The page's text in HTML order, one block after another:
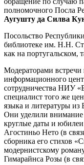
полномочного Посла
Аугушту да Силва
Посольство
библиотеке им. Н.Н.
как на португальском,
Модераторами
информационного
сотрудничества НИУ
специалист того же
языка и литературы из
Они уделили
круглые даты и юбилеи
Агостиньо Нето (в
сборника его стихов
модернистскому
Гимарайнса Розы (в